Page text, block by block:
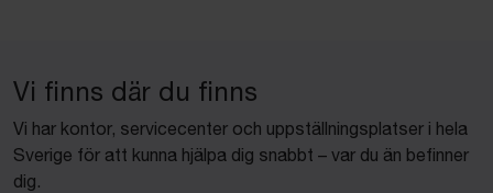
Vi finns där du finns
Vi har kontor, servicecenter och uppställningsplatser i hela
Sverige för att kunna hjälpa dig snabbt – var du än befinner
dig.